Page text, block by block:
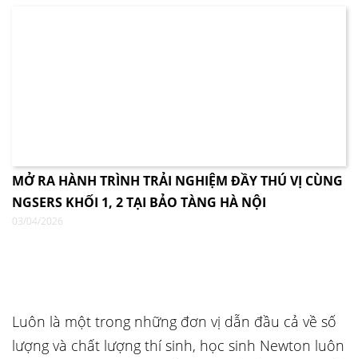
MỞ RA HÀNH TRÌNH TRẢI NGHIỆM ĐẦY THÚ VỊ CÙNG
NGSERS KHỐI 1, 2 TẠI BẢO TÀNG HÀ NỘI
03/04/2026
Luôn là một trong những đơn vị dẫn đầu cả về số
lượng và chất lượng thí sinh, học sinh Newton luôn